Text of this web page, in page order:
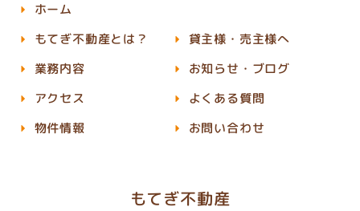
もてぎ不動産
ホーム
もてぎ不動産とは？
業務内容
アクセス
物件情報
貸主様・売主様へ
お知らせ・ブログ
よくある質問
お問い合わせ